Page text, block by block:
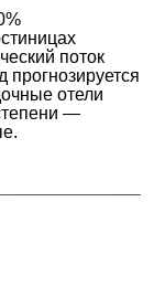
поток
прогнозируется
отели
—
ВКонтакте